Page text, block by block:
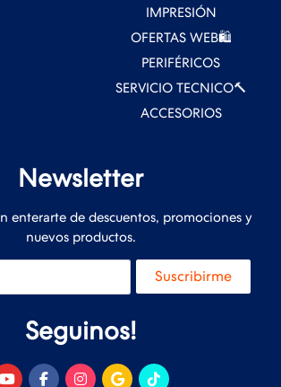
IMPRESIÓN
OFERTAS WEB🛍️
PERIFÉRICOS
SERVICIO TECNICO🔨
ACCESORIOS
Newsletter
enterarte de descuentos, promociones y
nuevos productos.
Suscribirme
Seguinos!